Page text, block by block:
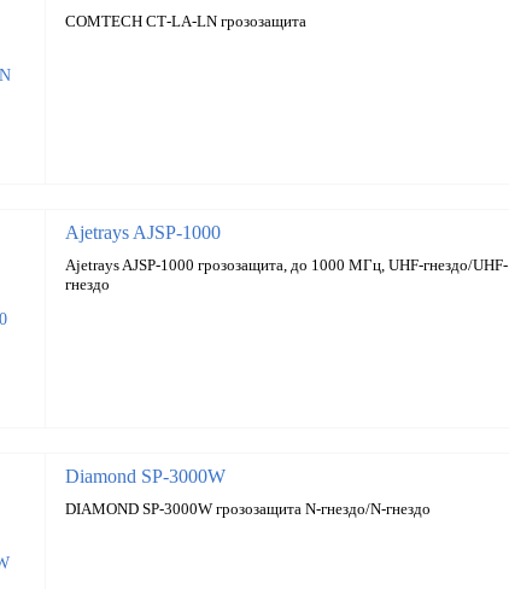
COMTECH CТ-LA-LN грозозащита
Ajetrays AJSP-1000
Ajetrays AJSP-1000 грозозащита, до 1000 МГц, UHF-гнездо/UHF-
гнездо
Diamond SP-3000W
DIAMOND SP-3000W грозозащита N-гнездо/N-гнездо